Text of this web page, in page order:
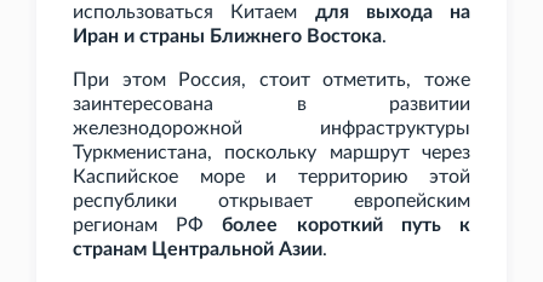
использоваться Китаем для выхода на
Иран и страны Ближнего Востока.
При этом Россия, стоит отметить, тоже
заинтересована в развитии
железнодорожной инфраструктуры
Туркменистана, поскольку маршрут через
Каспийское море и территорию этой
республики открывает европейским
регионам РФболее короткий путь к
странам Центральной Азии.